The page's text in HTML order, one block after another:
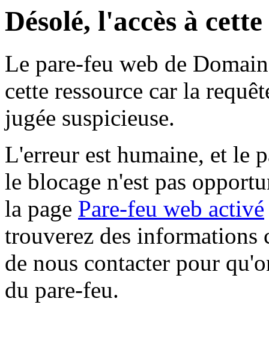
Désolé, l'accès à
Le pare-feu web de
cette ressource car la
jugée suspicieuse.
L'erreur est humaine, et le
le blocage n'est pas
la page Pare-feu web activé
trouverez des informations
de nous contacter pour
du pare-feu.